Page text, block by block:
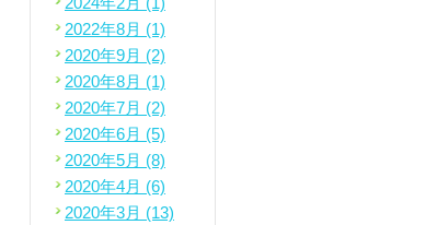
2022年8月 (1)
2020年9月 (2)
2020年8月 (1)
2020年7月 (2)
2020年6月 (5)
2020年5月 (8)
2020年4月 (6)
2020年3月 (13)